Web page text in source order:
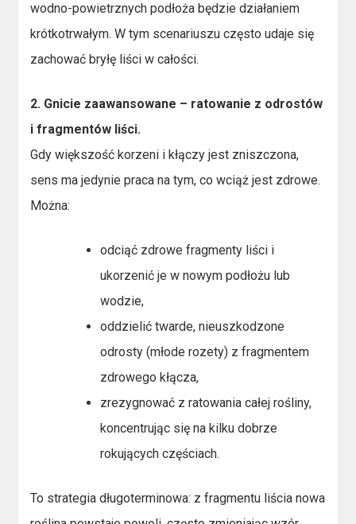
wodno-powietrznych podłoża będzie działaniem
krótkotrwałym. W tym scenariuszu często udaje się
zachować bryłę liści w całości.
2. Gnicie zaawansowane – ratowanie z odrostów
i fragmentów liści.
Gdy większość korzeni i kłączy jest zniszczona,
sens ma jedynie praca na tym, co wciąż jest zdrowe.
Można:
odciąć zdrowe fragmenty liści i
ukorzenić je w nowym podłożu lub
wodzie,
oddzielić twarde, nieuszkodzone
odrosty (młode rozety) z fragmentem
zdrowego kłącza,
zrezygnować z ratowania całej rośliny,
koncentrując się na kilku dobrze
rokujących częściach.
To strategia długoterminowa: z fragmentu liścia nowa